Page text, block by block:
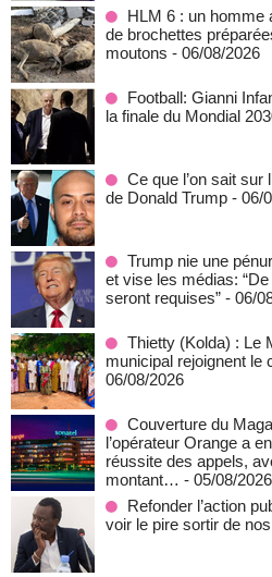
HLM 6 : un homme
de brochettes
moutons - 06/08/2026
Football: Gianni
la finale du Mondial
Ce que l’on sait sur
de Donald Trump - 06/
Trump nie une
et vise les médias:
seront requises” - 06/
‎Thietty (Kolda) : Le
municipal rejoignent le
06/08/2026
Couverture du
l’opérateur Orange a
réussite des appels,
montant… - 05/08/2026
Refonder l’action
voir le pire sortir de